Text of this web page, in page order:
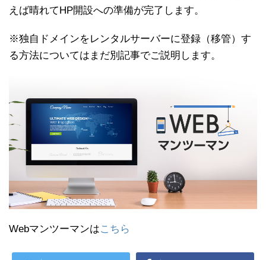
えば晴れてHP開設への準備が完了します。
※独自ドメインをレンタルサーバーに登録（移管）す
る方法についてはまだ別記事でご説明します。
Webマンツーマンはこちら